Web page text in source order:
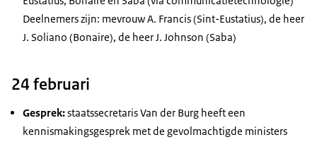
Deelnemers zijn: mevrouw A. Francis (Sint-Eustatius), de heer
J. Soliano (Bonaire), de heer J. Johnson (Saba)
24 februari
Gesprek:staatssecretaris Van der Burg heeft een
kennismakingsgesprek met de gevolmachtigde ministers